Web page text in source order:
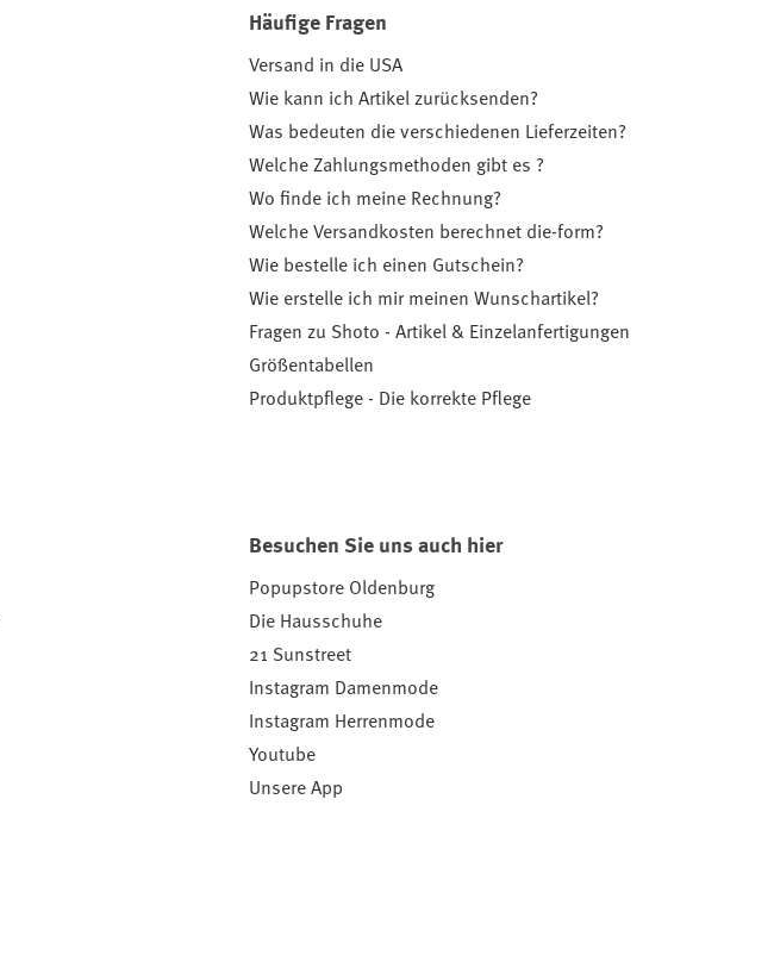
Häufige Fragen
Versand in die USA
Wie kann ich Artikel zurücksenden?
Was bedeuten die verschiedenen Lieferzeiten?
Welche Zahlungsmethoden gibt es ?
Wo finde ich meine Rechnung?
Welche Versandkosten berechnet die-form?
Wie bestelle ich einen Gutschein?
Wie erstelle ich mir meinen Wunschartikel?
Fragen zu Shoto - Artikel & Einzelanfertigungen
Größentabellen
Produktpflege - Die korrekte Pflege
Besuchen Sie uns auch hier
Popupstore Oldenburg
Die Hausschuhe
21 Sunstreet
Instagram Damenmode
Instagram Herrenmode
Youtube
Unsere App